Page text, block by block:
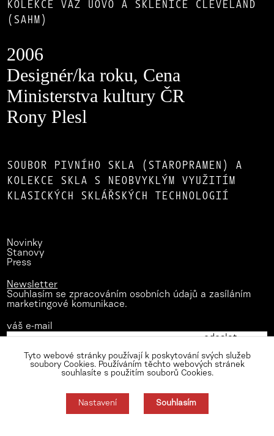
KOLEKCE VÁZ UOVO A SKLENICE CLEVELAND
(SAHM)
2006
Designér/ka roku, Cena
Ministerstva kultury ČR
Rony Plesl
SOUBOR PIVNÍHO SKLA (STAROPRAMEN) A
KOLEKCE SKLA S NEOBVYKLÝM VYUŽITÍM
KLASICKÝCH SKLÁŘSKÝCH TECHNOLOGIÍ
Novinky
Stanovy
Press
Newsletter
Souhlasím se zpracováním osobních údajů a zasíláním
marketingové komunikace.
váš e-mail
Zásady zpracování osobních údajů
Nastavení cookies
Tyto webové stránky používají k poskytování svých služeb
soubory Cookies. Používáním těchto webových stránek
souhlasíte s použitím souborů Cookies.
Nastavení Souhlasím